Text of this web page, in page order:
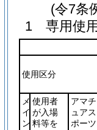
(令7条
1 専用使
使用区分
メ
イ
ン
使用者
が入場
料等を
アマチ
ュアス
ポーツ